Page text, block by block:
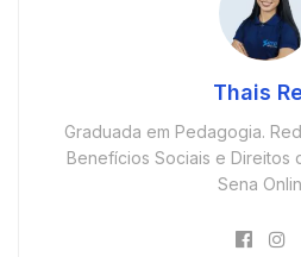
Thais
Graduada em Pedagogia.
Benefícios Sociais e Direitos
Sena